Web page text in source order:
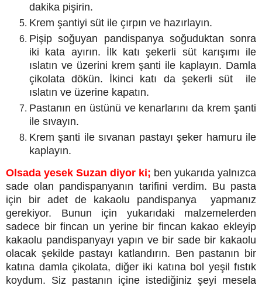
dakika pişirin.
Krem şantiyi süt ile çırpın ve hazırlayın.
Pişip soğuyan pandispanya soğuduktan sonra
iki kata ayırın. İlk katı şekerli süt karışımı ile
ıslatın ve üzerini krem şanti ile kaplayın. Damla
çikolata dökün. İkinci katı da şekerli süt ile
ıslatın ve üzerine kapatın.
Pastanın en üstünü ve kenarlarını da krem şanti
ile sıvayın.
Krem şanti ile sıvanan pastayı şeker hamuru ile
kaplayın.
Olsada yesek Suzan diyor ki; ben yukarıda yalnızca
sade olan pandispanyanın tarifini verdim. Bu pasta
için bir adet de kakaolu pandispanya yapmanız
gerekiyor. Bunun için yukarıdaki malzemelerden
sadece bir fincan un yerine bir fincan kakao ekleyip
kakaolu pandispanyayı yapın ve bir sade bir kakaolu
olacak şekilde pastayı katlandırın. Ben pastanın bir
katına damla çikolata, diğer iki katına bol yeşil fıstık
koydum. Siz pastanın içine istediğiniz şeyi mesela